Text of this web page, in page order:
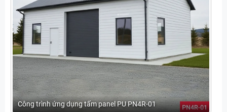
Công trình ứng dụng tấm panel PU PN4R-01